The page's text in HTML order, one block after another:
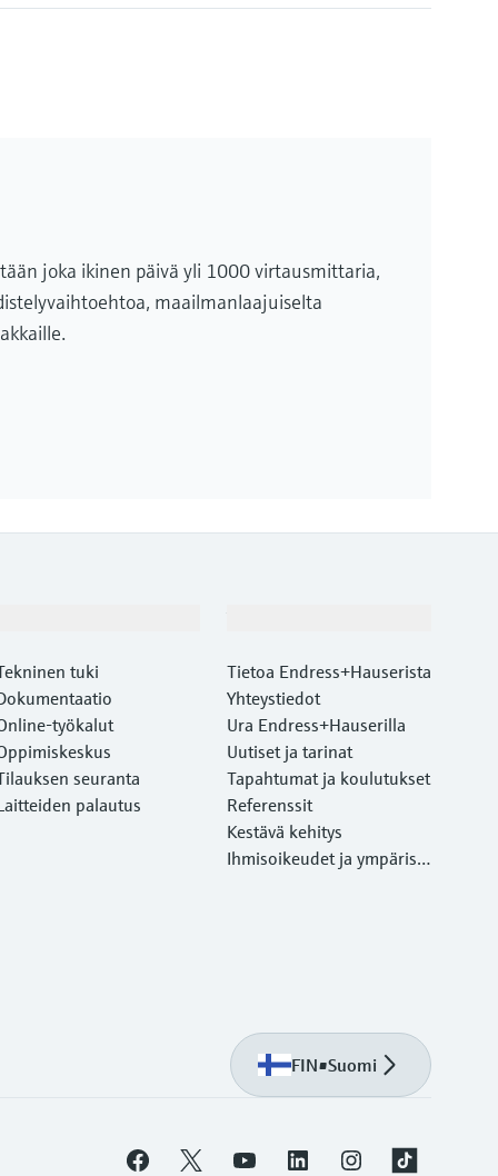
joka ikinen päivä yli 1000 virtausmittaria,
maailmanlaajuiselta
tuki
työkalut
seuranta
palautus
Tietoa Endress+Hauserista
Yhteystiedot
Ura Endress+Hauserilla
Uutiset ja tarinat
Tapahtumat ja koulutukset
Referenssit
Kestävä kehitys
Ihmisoikeudet ja ympärist
FIN•Suomi